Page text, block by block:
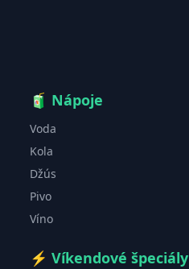
🧃 Nápoje
Voda
Kola
Džús
Pivo
Víno
⚡ Víkendové špeciály